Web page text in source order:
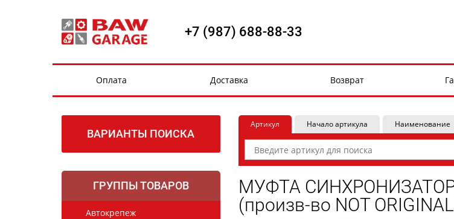
+7 (987) 688-88-33
Оплата Доставка Возврат
ВАРИАНТЫ ПОИСКА
ГРУППЫ ТОВАРОВ
Автокрепеж
Артикул Начало артикула Наименование
МУФТА
(произв-во NOT